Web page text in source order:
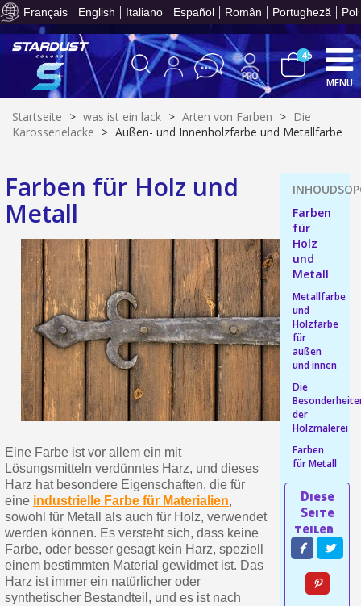
Français English Italiano Español Român Portugheză
Ihr Online-Angebot
Zahlung in 4x gebührenfrei
Ihr Online-Angebot
Teilen Sie Ihre Kreationen und
Sammeln Sie mit jeder
Rücksendung von
Rabatt von 5€ auf
10€ Einkaufsgutschein
Zahlung in 4x gebührenfrei
Ihr Online-Angebot
Teilen Sie Ihre Kreationen
Rücksendung von
Rabatt von 5€ auf
10€ Einkaufsgutschein
45
MENU
Startseite > was ist ein lack > Arten von Farben > Die
Karosserielacke > Außen- und Innenholzfarbe und Metallfarbe
Farben für Holz und
Metall
Eine Farbe ist vor allem ein mit
Lösungsmitteln verdünntes Harz, und dieses
Harz hat besondere Eigenschaften, die für
eine industrielle Farbe für Materialien,
sowohl für Metall als auch für Holz, verwendet
werden können. Es versteht sich, dass keine
Farbe, oder besser gesagt kein Harz, speziell
einem bestimmten Material gewidmet ist. Das
Harz ist immer ein natürlicher oder
synthetischer Bestandteil, und es ist nach
Farben
für
Holz
und
Metall
Metallfarbe
und
Holzfarbe
für
außen
und innen
Die
der
Holzmalerei
Farben
für Metall